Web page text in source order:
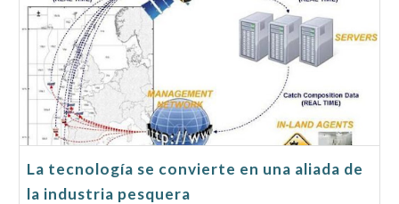
La tecnología se convierte en una aliada de
la industria pesquera